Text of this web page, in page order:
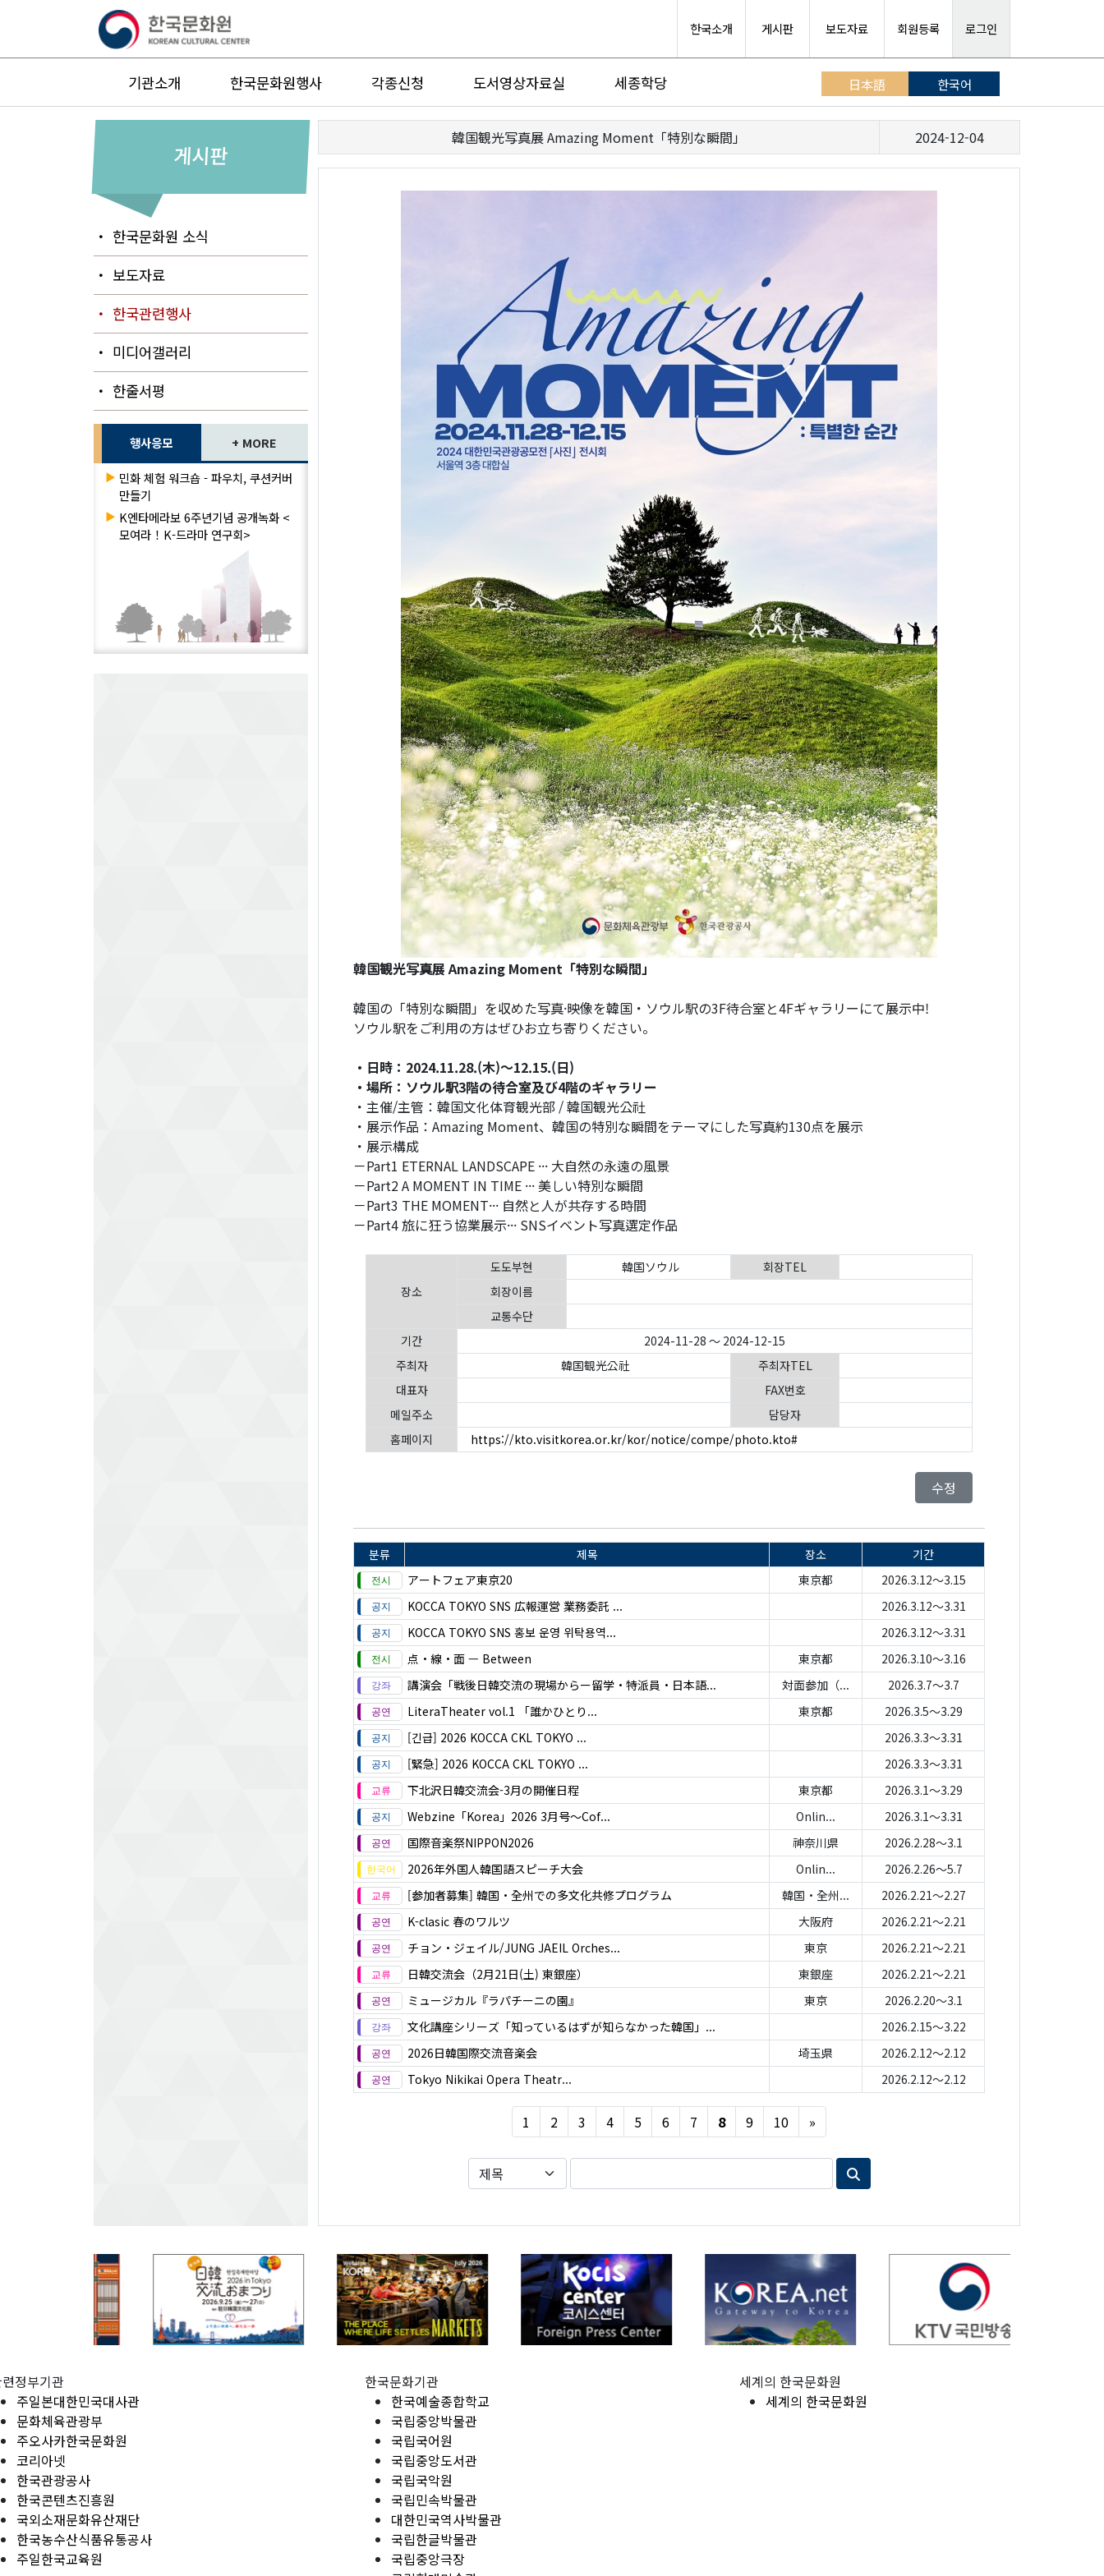
한국소개 게시판 보도자료 회원등록 로그인
기관소개 한국문화원행사 각종신청 도서영상자료실 세종학당 日本語 한국어
게시판
・ 한국문화원 소식
・ 보도자료
・ 한국관련행사
・ 미디어갤러리
・ 한줄서평
행사응모 + MORE
▶ 민화 체험 워크숍 - 파우치, 쿠션커버
만들기
▶ K엔타메라보 6주년기념 공개녹화 <
모여라！K-드라마 연구회>
韓国観光写真展 Amazing Moment「特別な瞬間」 2024-12-04
韓国観光写真展 Amazing Moment「特別な瞬間」
韓国の「特別な瞬間」を収めた写真·映像を韓国・ソウル駅の3F待合室と4Fギャラリーにて展示中!
ソウル駅をご利用の方はぜひお立ち寄りください。
・日時：2024.11.28.(木)～12.15.(日)
・場所：ソウル駅3階の待合室及び4階のギャラリー
・主催/主管：韓国文化体育観光部 / 韓国観光公社
・展示作品：Amazing Moment、韓国の特別な瞬間をテーマにした写真約130点を展示
・展示構成
－Part1 ETERNAL LANDSCAPE ··· 大自然の永遠の風景
－Part2 A MOMENT IN TIME ··· 美しい特別な瞬間
－Part3 THE MOMENT··· 自然と人が共存する時間
－Part4 旅に狂う協業展示··· SNSイベント写真選定作品
장소
도도부현 韓国ソウル
회장TEL
회장이름
교통수단
기간
2024-11-28 ～ 2024-12-15
주최자
韓国観光公社
주최자TEL
대표자
FAX번호
메일주소
담당자
홈페이지
https://kto.visitkorea.or.kr/kor/notice/compe/photo.kto#
수정
분류 제목 장소
기간
アートフェア東京20
東京都
2026.3.12～3.15
KOCCA TOKYO SNS 広報運営 業務委託 ...
2026.3.12～3.31
KOCCA TOKYO SNS 홍보 운영 위탁용역...
2026.3.12～3.31
点・線・面 — Between
東京都
2026.3.10～3.16
講演会「戦後日韓交流の現場からー留学・特派員・日本語...
対面参加（...
2026.3.7～3.7
LiteraTheater vol.1 「誰かひとり...
東京都
2026.3.5～3.29
[긴급] 2026 KOCCA CKL TOKYO ...
2026.3.3～3.31
[緊急] 2026 KOCCA CKL TOKYO ...
2026.3.3～3.31
下北沢日韓交流会-3月の開催日程
東京都
2026.3.1～3.29
Webzine「Korea」2026 3月号～Cof...
Onlin...
2026.3.1～3.31
国際音楽祭NIPPON2026
神奈川県
2026.2.28～3.1
2026年外国人韓国語スピーチ大会
Onlin...
2026.2.26～5.7
[参加者募集] 韓国・全州での多文化共修プログラム
韓国・全州...
2026.2.21～2.27
K-clasic 春のワルツ
大阪府
2026.2.21～2.21
チョン・ジェイル/JUNG JAEIL Orches...
東京
2026.2.21～2.21
日韓交流会（2月21日(土) 東銀座）
東銀座
2026.2.21～2.21
ミュージカル『ラパチーニの園』
東京
2026.2.20～3.1
文化講座シリーズ「知っているはずが知らなかった韓国」...
2026.2.15～3.22
2026日韓国際交流音楽会
埼玉県
2026.2.12～2.12
Tokyo Nikikai Opera Theatr...
2026.2.12～2.12
1 2 3 4 5 6 7 8 9 10 »
정부기관
주일본대한민국대사관
문화체육관광부
주오사카한국문화원
코리아넷
한국관광공사
한국콘텐츠진흥원
국외소재문화유산재단
한국농수산식품유통공사
주일한국교육원
한국문화기관
한국예술종합학교
국립중앙박물관
국립국어원
국립중앙도서관
국립국악원
국립민속박물관
대한민국역사박물관
국립한글박물관
국립중앙극장
세계의 한국문화원
세계의 한국문화원